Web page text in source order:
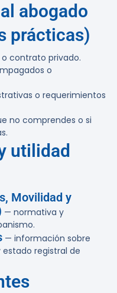
abogado
prácticas)
contrato privado.
o
o requerimientos
no comprendes o si
utilidad
Movilidad y
— normativa y
— información sobre
registral de